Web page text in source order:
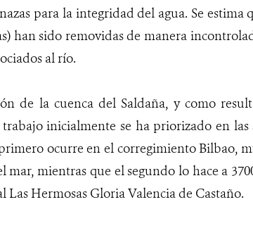
para la integridad del agua. Se estima
han sido removidas de manera
al río.
de la cuenca del Saldaña, y como
inicialmente se ha priorizado en
ocurre en el corregimiento Bilbao,
mar, mientras que el segundo lo hace a
Las Hermosas Gloria Valencia de Castaño.